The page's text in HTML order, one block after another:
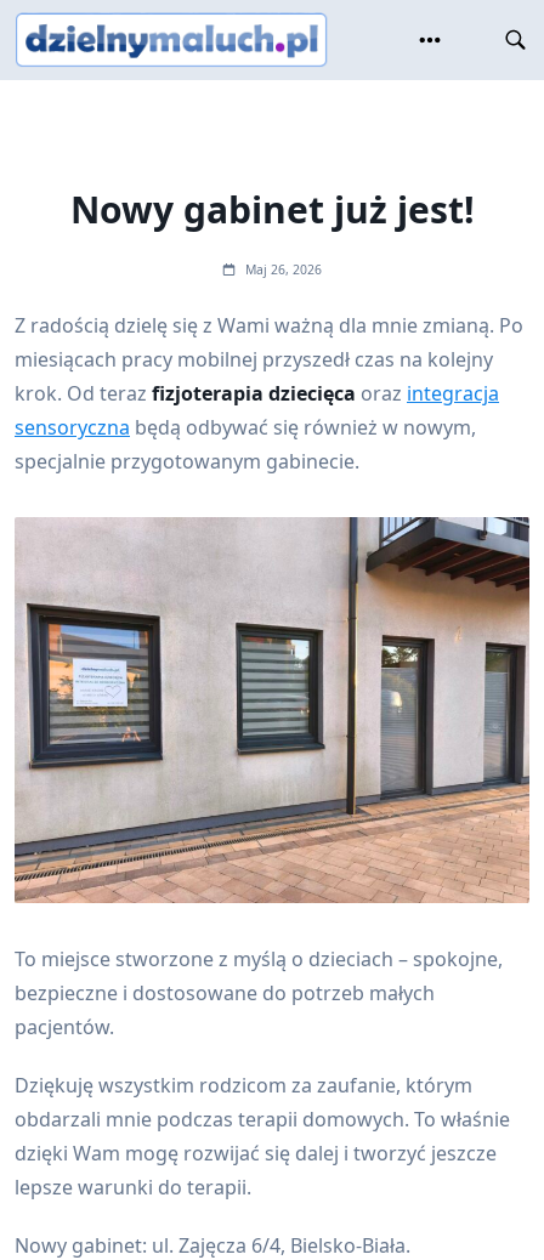
Skip
content
Nowy gabinet już jest!
Maj 26, 2026
Z radością dzielę się z Wami ważną dla mnie zmianą. Po
miesiącach pracy mobilnej przyszedł czas na kolejny
krok. Od teraz fizjoterapia dziecięca oraz integracja
sensoryczna będą odbywać się również w nowym,
specjalnie przygotowanym gabinecie.
To miejsce stworzone z myślą o dzieciach – spokojne,
bezpieczne i dostosowane do potrzeb małych
pacjentów.
Dziękuję wszystkim rodzicom za zaufanie, którym
obdarzali mnie podczas terapii domowych. To właśnie
dzięki Wam mogę rozwijać się dalej i tworzyć jeszcze
lepsze warunki do terapii.
Nowy gabinet: ul. Zajęcza 6/4, Bielsko-Biała.